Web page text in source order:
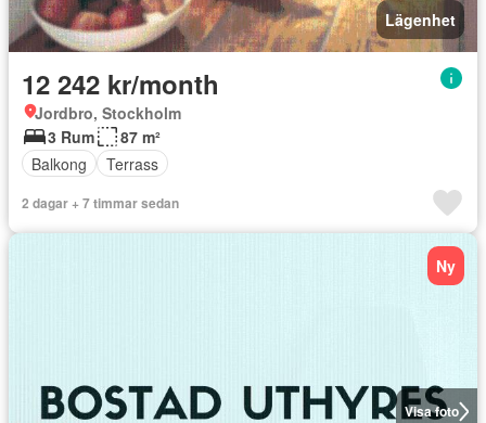
Lägenhet
12 242 kr/month
Jordbro, Stockholm
3 Rum
87 m²
Balkong
Terrass
2 dagar + 7 timmar sedan
Visa foto
Ny